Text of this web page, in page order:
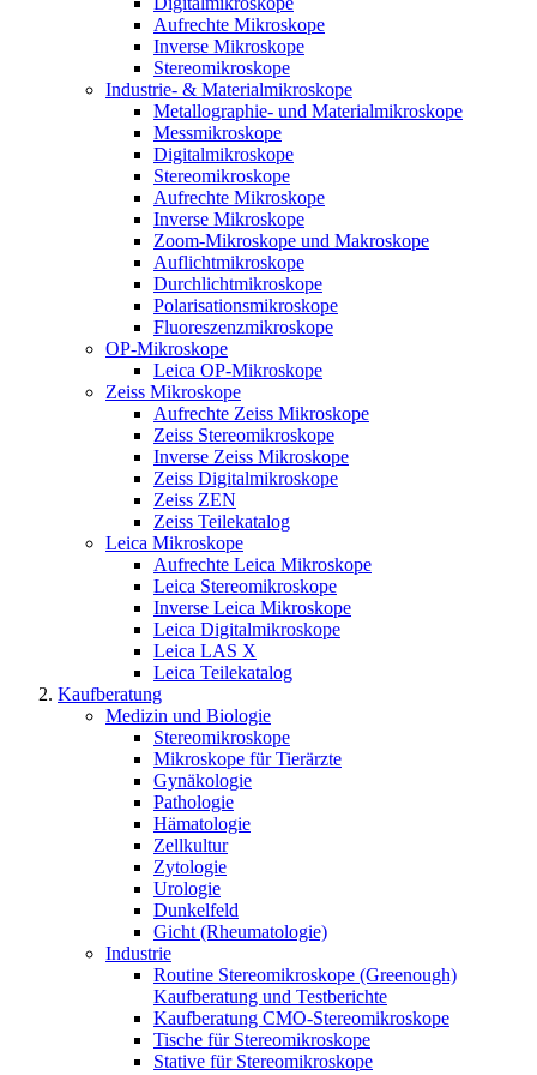
Aufrechte Mikroskope
Inverse Mikroskope
Stereomikroskope
Industrie- & Materialmikroskope
Metallographie- und Materialmikroskope
Messmikroskope
Digitalmikroskope
Stereomikroskope
Aufrechte Mikroskope
Inverse Mikroskope
Zoom-Mikroskope und Makroskope
Auflichtmikroskope
Durchlichtmikroskope
Polarisationsmikroskope
Fluoreszenzmikroskope
OP-Mikroskope
Leica OP-Mikroskope
Zeiss Mikroskope
Aufrechte Zeiss Mikroskope
Zeiss Stereomikroskope
Inverse Zeiss Mikroskope
Zeiss Digitalmikroskope
Zeiss ZEN
Zeiss Teilekatalog
Leica Mikroskope
Aufrechte Leica Mikroskope
Leica Stereomikroskope
Inverse Leica Mikroskope
Leica Digitalmikroskope
Leica LAS X
Leica Teilekatalog
Kaufberatung
Medizin und Biologie
Stereomikroskope
Mikroskope für Tierärzte
Gynäkologie
Pathologie
Hämatologie
Zellkultur
Zytologie
Urologie
Dunkelfeld
Gicht (Rheumatologie)
Industrie
Routine Stereomikroskope (Greenough)
Kaufberatung und Testberichte
Kaufberatung CMO-Stereomikroskope
Tische für Stereomikroskope
Stative für Stereomikroskope